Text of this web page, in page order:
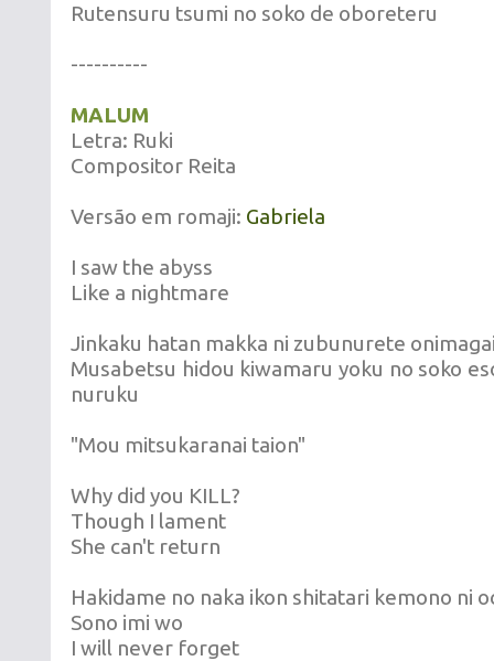
Rutensuru tsumi no soko de oboreteru
----------
MALUM
Letra: Ruki
Compositor Reita
Versão em romaji: Gabriela
I saw the abyss
Like a nightmare
Jinkaku hatan makka ni zubunurete
Musabetsu hidou kiwamaru yoku no soko
nuruku
"Mou mitsukaranai taion"
Why did you KILL?
Though I lament
She can't return
Hakidame no naka ikon shitatari kemono ni
Sono imi wo
I will never forget